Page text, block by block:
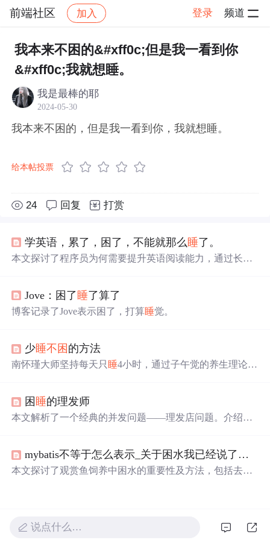
前端社区 加入 登录 频道
社区 前端社区 感慨 帖子详情
我本来不困的&#xff0c;但是我一看到你
&#xff0c;我就想睡。
我是最棒的耶
2024-05-30
我本来不困的，但是我一看到你，我就想睡。
给本帖投票
24 回复 打赏
学英语，累了，困了，不能就那么睡了。
本文探讨了程序员为何需要提升英语阅读能力，通过长
使初期进展缓慢，坚持阅读将显著提升阅读能力。
Jove：困了睡了算了
博客记录了Jove表示困了，打算睡觉。
少睡不困 的方法
南怀瑾大师坚持每天只 睡4小时，通过子午觉的养生理论，
科学睡眠对健康的重要作用。
困 睡的理发师
本文解析了一个经典的并发问题——理发店问题。介绍了
过信号量和互斥机制解决顾客等待和理发师服务的问题。
mybatis不等于怎么表示_关于困水我已经说了很多次了，净水不等于困水，怎么就不明白呢？...
本文探讨了观赏鱼饲养中困水的重要性及方法，包括去除
说点什么…